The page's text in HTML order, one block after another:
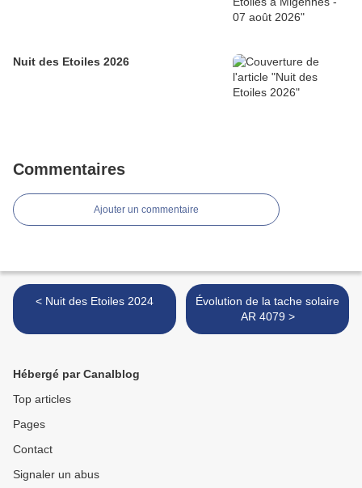
Nuit des Etoiles 2026
Commentaires
Ajouter un commentaire
< Nuit des Etoiles 2024
Évolution de la tache solaire
AR 4079 >
Hébergé par Canalblog
Top articles
Pages
Contact
Signaler un abus